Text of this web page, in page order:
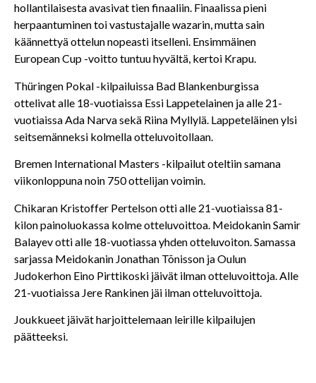
hollantilaisesta avasivat tien finaaliin. Finaalissa pieni
herpaantuminen toi vastustajalle wazarin, mutta sain
käännettyä ottelun nopeasti itselleni. Ensimmäinen
European Cup -voitto tuntuu hyvältä, kertoi Krapu.
Thüringen Pokal -kilpailuissa Bad Blankenburgissa
ottelivat alle 18-vuotiaissa Essi Lappetelainen ja alle 21-
vuotiaissa Ada Narva sekä Riina Myllylä. Lappeteläinen ylsi
seitsemänneksi kolmella otteluvoitollaan.
Bremen International Masters -kilpailut oteltiin samana
viikonloppuna noin 750 ottelijan voimin.
Chikaran Kristoffer Pertelson otti alle 21-vuotiaissa 81-
kilon painoluokassa kolme otteluvoittoa. Meidokanin Samir
Balayev otti alle 18-vuotiassa yhden otteluvoiton. Samassa
sarjassa Meidokanin Jonathan Tõnisson ja Oulun
Judokerhon Eino Pirttikoski jäivät ilman otteluvoittoja. Alle
21-vuotiaissa Jere Rankinen jäi ilman otteluvoittoja.
Joukkueet jäivät harjoittelemaan leirille kilpailujen
päätteeksi.